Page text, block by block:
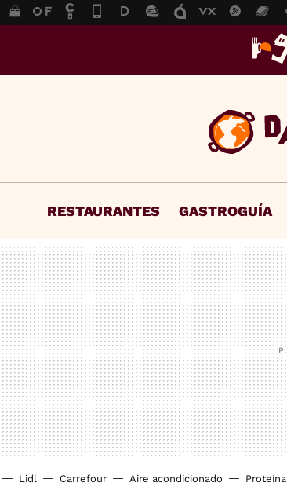
RESTAURANTES GASTROGUÍA
Lidl Carrefour Aire acondicionado Proteína